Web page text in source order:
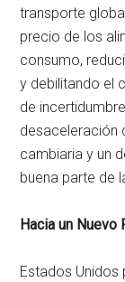
transporte
precio de los
consumo,
y debilitando el
de
desaceleración
cambiaria y un
buena parte de
Hacia un Nuevo
Estados